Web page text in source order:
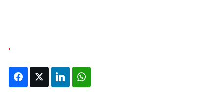
FacebookTwitter LinkedIn